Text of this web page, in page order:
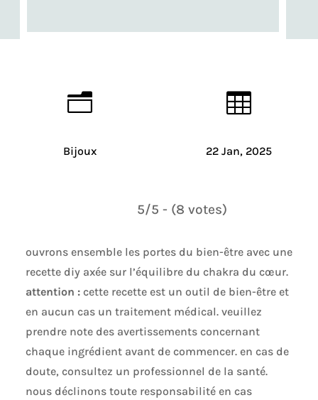
n
Bijoux

22 Jan, 2025
5/5 - (8 votes)
ouvrons ensemble les portes du bien-être avec une
recette diy axée sur l’équilibre du chakra du cœur.
attention :cette recette est un outil de bien-être et
en aucun cas un traitement médical. veuillez
prendre note des avertissements concernant
chaque ingrédient avant de commencer. en cas de
doute, consultez un professionnel de la santé.
nous déclinons toute responsabilité en cas